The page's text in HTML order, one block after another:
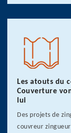
Les atouts du
Couverture
lui
Des projets de
couvreur